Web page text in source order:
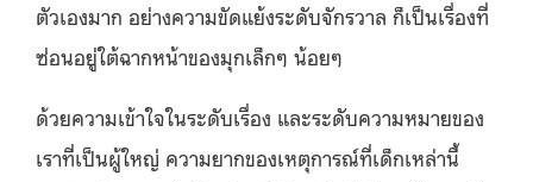
ตัวเองมาก อย่างความขัดแย้งระดับจักรวาล ก็เป็นเรื่องที่
ซ่อนอยู่ใต้ฉากหน้าของมุกเล็กๆ น้อยๆ
ด้วยความเข้าใจในระดับเรื่อง และระดับความหมายของ
เราที่เป็นผู้ใหญ่ ความยากของเหตุการณ์ที่เด็กเหล่านี้